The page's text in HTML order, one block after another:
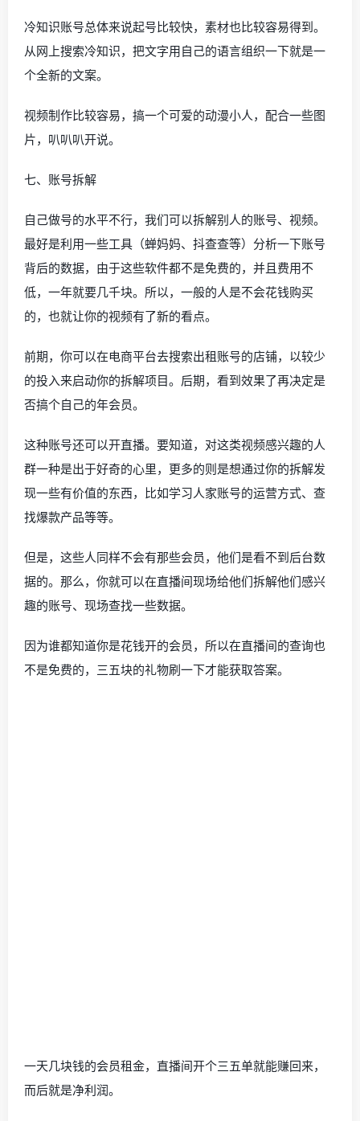
冷知识账号总体来说起号比较快，素材也比较容易得到。
从网上搜索冷知识，把文字用自己的语言组织一下就是一
个全新的文案。
视频制作比较容易，搞一个可爱的动漫小人，配合一些图
片，叭叭叭开说。
七、账号拆解
自己做号的水平不行，我们可以拆解别人的账号、视频。
最好是利用一些工具（蝉妈妈、抖查查等）分析一下账号
背后的数据，由于这些软件都不是免费的，并且费用不
低，一年就要几千块。所以，一般的人是不会花钱购买
的，也就让你的视频有了新的看点。
前期，你可以在电商平台去搜索出租账号的店铺，以较少
的投入来启动你的拆解项目。后期，看到效果了再决定是
否搞个自己的年会员。
这种账号还可以开直播。要知道，对这类视频感兴趣的人
群一种是出于好奇的心里，更多的则是想通过你的拆解发
现一些有价值的东西，比如学习人家账号的运营方式、查
找爆款产品等等。
但是，这些人同样不会有那些会员，他们是看不到后台数
据的。那么，你就可以在直播间现场给他们拆解他们感兴
趣的账号、现场查找一些数据。
因为谁都知道你是花钱开的会员，所以在直播间的查询也
不是免费的，三五块的礼物刷一下才能获取答案。
一天几块钱的会员租金，直播间开个三五单就能赚回来，
而后就是净利润。